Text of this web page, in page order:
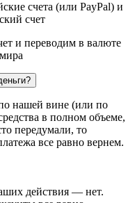
счета (или PayPal) и
счет
и переводим в валюте
нашей вине (или по
в полном объеме,
передумали, то
все равно вернем.
действия — нет.